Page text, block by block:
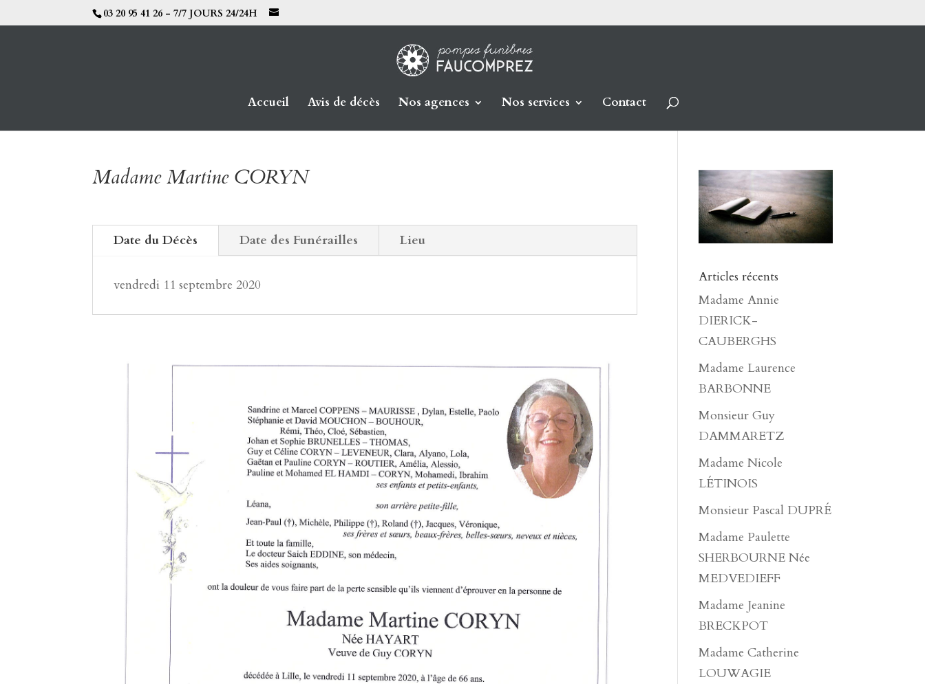
03 20 95 41 26 - 7/7 JOURS 24/24H
Accueil Avis de décès Nos agences Nos services Contact
Madame Martine CORYN
Date du Décès Date des Funérailles Lieu
vendredi 11 septembre 2020
Articles récents
Madame Annie
DIERICK-
CAUBERGHS
Madame Laurence
BARBONNE
Monsieur Guy
DAMMARETZ
Madame Nicole
LÉTINOIS
Monsieur Pascal DUPRÉ
Madame Paulette
SHERBOURNE Née
MEDVEDIEFF
Madame Jeanine
BRECKPOT
Madame Catherine
LOUWAGIE